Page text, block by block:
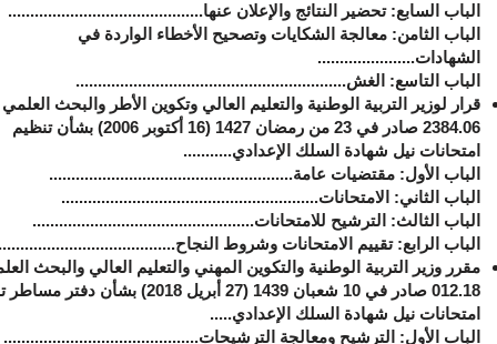
الباب السابع: ‏تحضير النتائج والإعلان عنها............................................
الباب الثامن: ‏معالجة الشكايات وتصحيح الأخطاء الواردة في
الشهادات......................
الباب التاسع: ‏الغش.............................................................
قرار لوزير
التربية الوطنية والتعليم العالي وتكوين الأطر والبحث
2384.06 صادر في 23 من رمضان 1427 (16 أكتوبر 2006) بشأن تنظيم
امتحانات نيل شهادة السلك الإعدادي...........
الباب الأول: ‏مقتضيات عامة.......................................................
الباب الثاني: ‏الامتحانات..........................................................
الباب الثالث: ‏الترشيح للامتحانات..................................................
الباب الرابع: ‏تقييم الامتحانات وشروط
مقرر وزير التربية الوطنية والتكوين المهني والتعليم العالي والبحث
012.18 صادر في 10 شعبان 1439
(27 أبريل 2018) بشأن دفتر
امتحانات نيل شهادة السلك الإعدادي.....
الباب الأول: ‏الترشيح ومعالجة الترشيحات............................................